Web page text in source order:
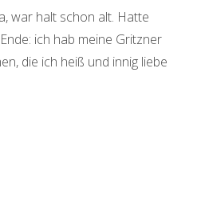
war halt schon alt. Hatte
ich hab meine Gritzner
die ich heiß und innig liebe